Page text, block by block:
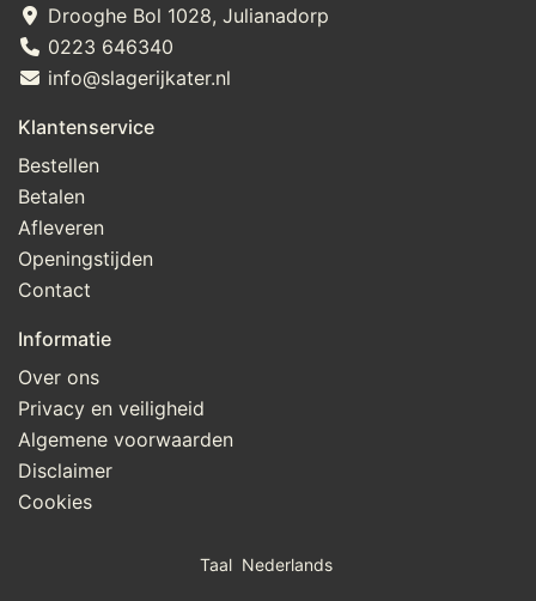
Drooghe Bol 1028, Julianadorp
0223 646340
info@slagerijkater.nl
Klantenservice
Bestellen
Betalen
Afleveren
Openingstijden
Contact
Informatie
Over ons
Privacy en veiligheid
Algemene voorwaarden
Disclaimer
Cookies
Taal